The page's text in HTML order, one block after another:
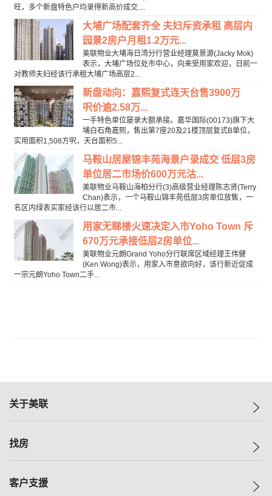
旺，多个新盘特色户均录得新高价成交....
大埔广场配套齐全 夫妇斥资承租 高层内
园景2房户月租1.2万元...
美联物业大埔海日湾分行营业经理莫景源(Jacky Mok)
表示，大埔广场位处市中心，向来受用家欢迎，日前一
对教师夫妇经该行承租大埔广场高层2...
新盘动向：嘉熙复式连天台售3900万
呎价逾2.58万...
一手特色单位屡录大额承接。嘉华国际(00173)旗下大
埔白石角嘉熙，售出第7座20及21楼顶层复式B单位，
实用面积1,508方呎，天台面积5...
马鞍山居屋锦丰苑海景户录成交 低层3房
单位居二市场价600万元沽...
美联物业马鞍山海柏分行(3)高级营业经理陈志贤(Terry
Chan)表示，一个马鞍山锦丰苑低层3房单位放售，一
名区内绿表买家经该行以居二市...
用家无睇楼火速决定入市Yoho Town 斥
670万元承接低层2房单位...
美联物业元朗Grand Yoho分行联席区域经理王伟健
(Ken Wong)表示，用家入市意欲向好，该行新近促成
一宗元朗Yoho Town二手...
关于美联
美联集团
人才招募
找房
一手新房
客户支援